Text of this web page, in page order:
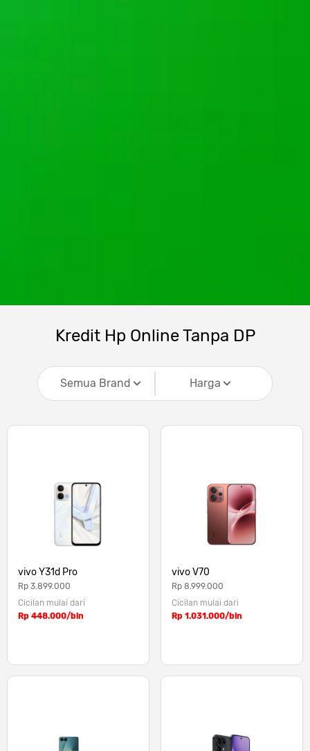
Kredit Hp Online Tanpa DP
Semua Brand Harga
vivo Y31d Pro
Rp 3.899.000
Cicilan mulai dari
Rp 448.000/bln
vivo V70
Rp 8.999.000
Cicilan mulai dari
Rp 1.031.000/bln